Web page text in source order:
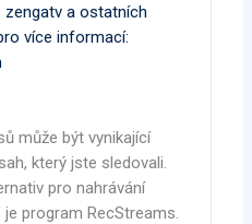
zengatv a ostatních
více informací:
může být vynikající
který jste sledovali.
pro nahrávání
program RecStreams.